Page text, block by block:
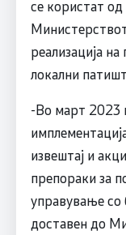
се користат од
реализација
локални
-Во март 2023
извештај и
препораки за
управување со
доставен до